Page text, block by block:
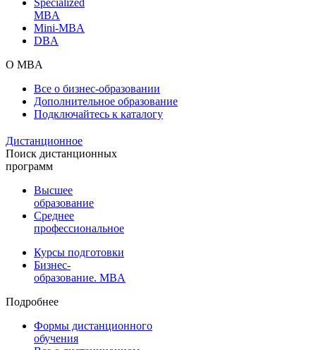
MBA
Mini-MBA
DBA
О MBA
Все о бизнес-образовании
Дополнительное образование
Подключайтесь к каталогу
Дистанционное
Поиск дистанционных
программ
Высшее
образование
Среднее
профессиональное
Курсы подготовки
Бизнес-
образование. MBA
Подробнее
Формы дистанционного
обучения